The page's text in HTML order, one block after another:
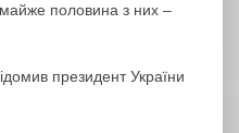
майже половина з них –
президент України